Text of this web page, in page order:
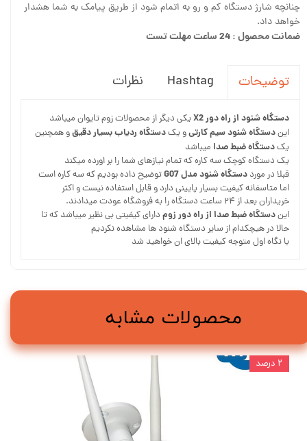
چنانچه شارژ دستگاه کم و رو به اتمام شود از طریق پیامک به شما هشدار
خواهد داد.
ضمانت محصول : 24 ساعت مهلت تست
توضیحات Hashtag نظرات
دستگاه شنود از راه دور X2
یکی دیگر از محصولات زوم تایوان میباشد
ایندستگاه شنود سیم کارتیو یکدستگاه ردیاب بسیار دقیقو همچنین
یکدستگاه ضبط صدا میباشد
یک دستگاه کوچک سه کاره که تمام نیازهای شما را بر اورده میکند
قبلا در مورد دستگاه شنود مدل G07
توضیح داده بودیم که سه کاره است
اما متاسفانه کیفیت بسیار پایینی دارد و قابل استفاده نیست و اکثر
خریداران بعد از ۲۴ ساعت دستگاه را به فروشگاه عودت میدادند.
ایندستگاه ضبط صدا از راه دور زوم دارای کیفیتی بی نظیر میباشد که تا
حالا در هیچکدام از سایر دستگاه شنود ها مشاهده نکردیم
با نگاه اول متوجه کیفیت بالای ان خواهید شد
۲ درصد
محصولات مشابه